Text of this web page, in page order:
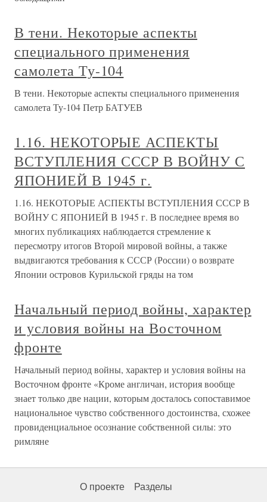
В тени. Некоторые аспекты
специального применения
самолета Ту-104
В тени. Некоторые аспекты специального применения
самолета Ту-104 Петр БАТУЕВ
1.16. НЕКОТОРЫЕ АСПЕКТЫ
ВСТУПЛЕНИЯ СССР В ВОЙНУ С
ЯПОНИЕЙ В 1945 г.
1.16. НЕКОТОРЫЕ АСПЕКТЫ ВСТУПЛЕНИЯ СССР В
ВОЙНУ С ЯПОНИЕЙ В 1945 г. В последнее время во
многих публикациях наблюдается стремление к
пересмотру итогов Второй мировой войны, а также
выдвигаются требования к СССР (России) о возврате
Японии островов Курильской гряды на том
Начальный период войны, характер
и условия войны на Восточном
фронте
Начальный период войны, характер и условия войны на
Восточном фронте «Кроме англичан, история вообще
знает только две нации, которым досталось сопоставимое
национальное чувство собственного достоинства, схожее
провиденциальное осознание собственной силы: это
римляне
О проекте Разделы